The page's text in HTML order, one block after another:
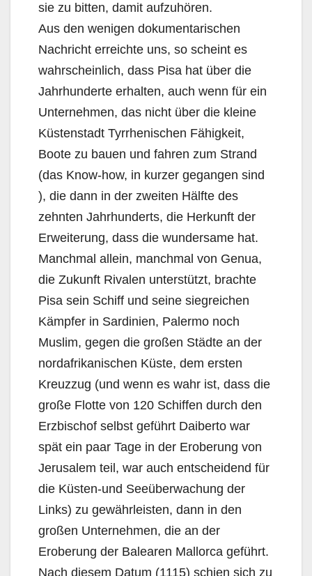
sie zu bitten, damit aufzuhören.
Aus den wenigen dokumentarischen
Nachricht erreichte uns, so scheint es
wahrscheinlich, dass Pisa hat über die
Jahrhunderte erhalten, auch wenn für ein
Unternehmen, das nicht über die kleine
Küstenstadt Tyrrhenischen Fähigkeit,
Boote zu bauen und fahren zum Strand
(das Know-how, in kurzer gegangen sind
), die dann in der zweiten Hälfte des
zehnten Jahrhunderts, die Herkunft der
Erweiterung, dass die wundersame hat.
Manchmal allein, manchmal von Genua,
die Zukunft Rivalen unterstützt, brachte
Pisa sein Schiff und seine siegreichen
Kämpfer in Sardinien, Palermo noch
Muslim, gegen die großen Städte an der
nordafrikanischen Küste, dem ersten
Kreuzzug (und wenn es wahr ist, dass die
große Flotte von 120 Schiffen durch den
Erzbischof selbst geführt Daiberto war
spät ein paar Tage in der Eroberung von
Jerusalem teil, war auch entscheidend für
die Küsten-und Seeüberwachung der
Links) zu gewährleisten, dann in den
großen Unternehmen, die an der
Eroberung der Balearen Mallorca geführt.
Nach diesem Datum (1115) schien sich zu